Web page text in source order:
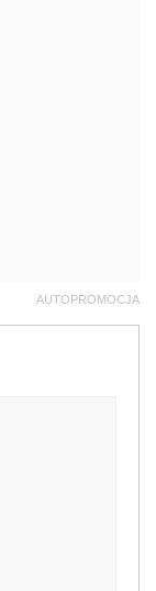
AUTOPROMOCJA